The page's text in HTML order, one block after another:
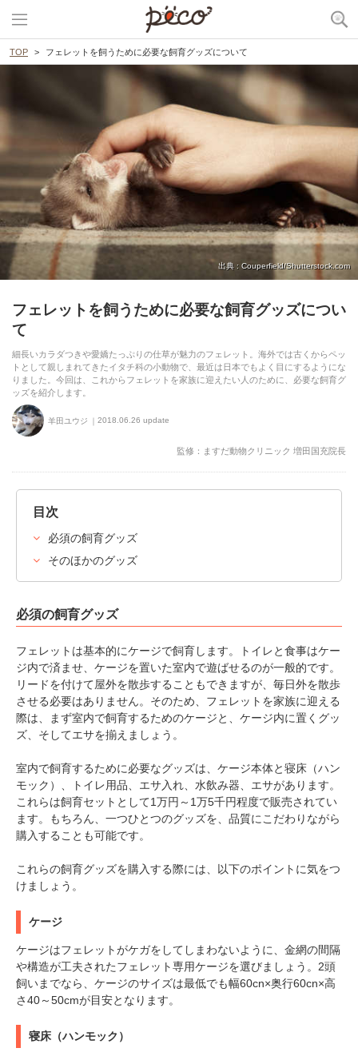
TOP フェレットを飼うために必要な飼育グッズについて
出典 : Couperfield/Shutterstock.com
フェレットを飼うために必要な飼育グッズについ
て
細長いカラダつきや愛嬌たっぷりの仕草が魅力のフェレット。海外では古くからペッ
トとして親しまれてきたイタチ科の小動物で、最近は日本でもよく目にするようにな
りました。今回は、これからフェレットを家族に迎えたい人のために、必要な飼育グ
ッズを紹介します。
羊田ユウジ 2018.06.26 update
監修：ますだ動物クリニック 増田国充院長
目次
必須の飼育グッズ
そのほかのグッズ
必須の飼育グッズ
フェレットは基本的にケージで飼育します。トイレと食事はケー
ジ内で済ませ、ケージを置いた室内で遊ばせるのが一般的です。
リードを付けて屋外を散歩することもできますが、毎日外を散歩
させる必要はありません。そのため、フェレットを家族に迎える
際は、まず室内で飼育するためのケージと、ケージ内に置くグッ
ズ、そしてエサを揃えましょう。
室内で飼育するために必要なグッズは、ケージ本体と寝床（ハン
モック）、トイレ用品、エサ入れ、水飲み器、エサがあります。
これらは飼育セットとして1万円～1万5千円程度で販売されてい
ます。もちろん、一つひとつのグッズを、品質にこだわりながら
購入することも可能です。
これらの飼育グッズを購入する際には、以下のポイントに気をつ
けましょう。
ケージ
ケージはフェレットがケガをしてしまわないように、金網の間隔
や構造が工夫されたフェレット専用ケージを選びましょう。2頭
飼いまでなら、ケージのサイズは最低でも幅60cn×奥行60cn×高
さ40～50cmが目安となります。
寝床（ハンモック）